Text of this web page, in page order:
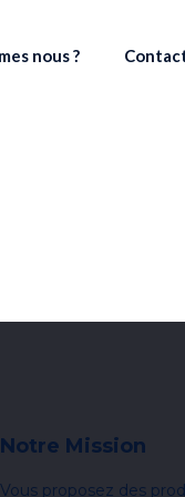
nous ?
Notre Mission
Vous proposez des